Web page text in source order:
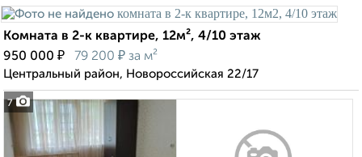
7
Комната в 2-к квартире, 12м², 4/10 этаж
950 000 ₽ 79 200 ₽ за м²
Центральный район, Новороссийская 22/17